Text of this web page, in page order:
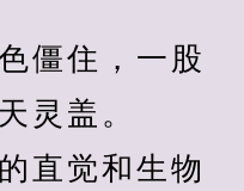
住，一股
灵盖。
觉和生物